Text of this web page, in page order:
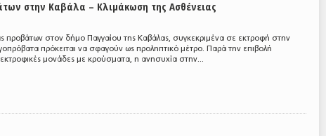
στην Καβάλα – Κλιμάκωση της Ασθένειας
προβάτων στον δήμο Παγγαίου της Καβάλας, συγκεκριμένα σε εκτροφή στην
πρόκειται να σφαγούν ως προληπτικό μέτρο. Παρά την επιβολή
μονάδες με κρούσματα, η ανησυχία στην...